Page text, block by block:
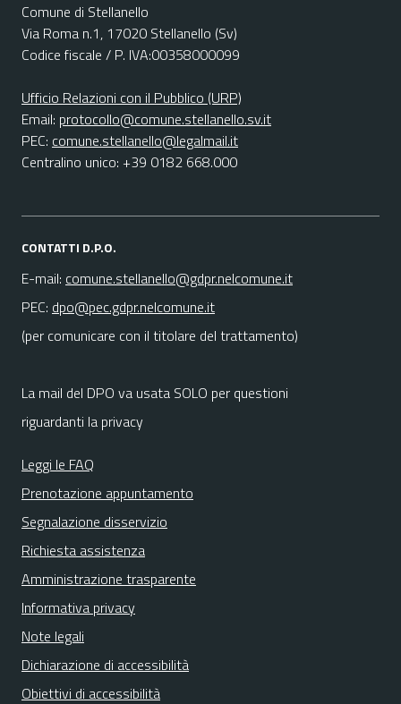
Comune di Stellanello
Via Roma n.1, 17020 Stellanello (Sv)
Codice fiscale / P. IVA:00358000099
Ufficio Relazioni con il Pubblico (URP)
Email: protocollo@comune.stellanello.sv.it
PEC: comune.stellanello@legalmail.it
Centralino unico: +39 0182 668.000
CONTATTI D.P.O.
E-mail: comune.stellanello@gdpr.nelcomune.it
PEC: dpo@pec.gdpr.nelcomune.it
(per comunicare con il titolare del trattamento)
La mail del DPO va usata SOLO per questioni
riguardanti la privacy
Leggi le FAQ
Prenotazione appuntamento
Segnalazione disservizio
Richiesta assistenza
Amministrazione trasparente
Informativa privacy
Note legali
Dichiarazione di accessibilità
Obiettivi di accessibilità